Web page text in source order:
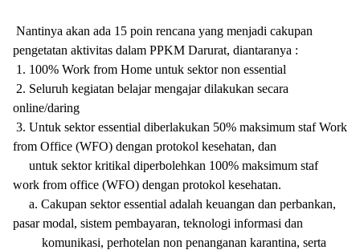
Nantinya akan ada 15 poin rencana yang menjadi cakupan
pengetatan aktivitas dalam PPKM Darurat, diantaranya :
1. 100% Work from Home untuk sektor non essential
2. Seluruh kegiatan belajar mengajar dilakukan secara
online/daring
3. Untuk sektor essential diberlakukan 50% maksimum staf Work
from Office (WFO) dengan protokol kesehatan, dan
untuk sektor kritikal diperbolehkan 100% maksimum staf
work from office (WFO) dengan protokol kesehatan.
a. Cakupan sektor essential adalah keuangan dan perbankan,
pasar modal, sistem pembayaran, teknologi informasi dan
komunikasi, perhotelan non penanganan karantina, serta